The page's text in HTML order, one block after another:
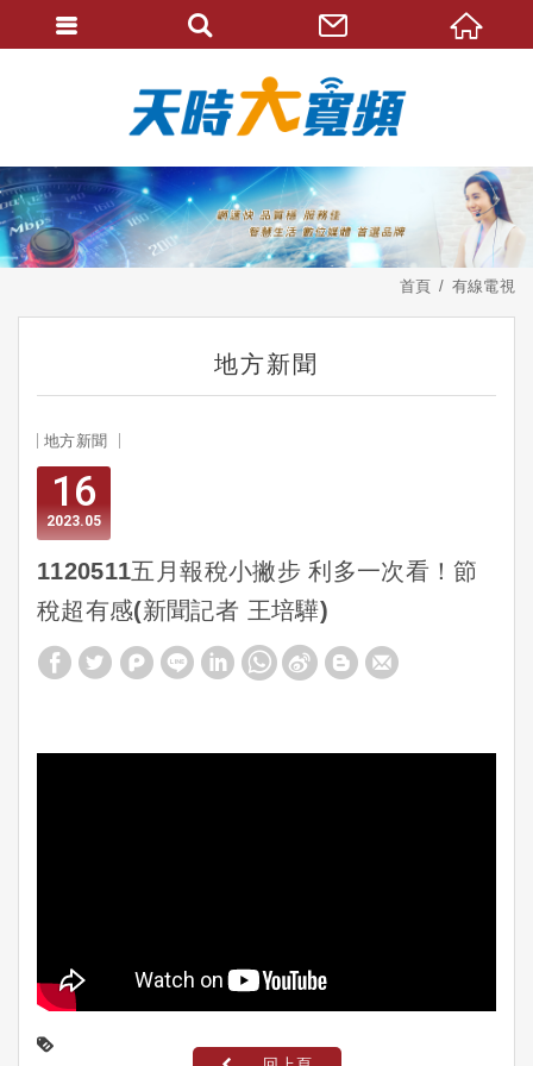
首頁 有線電視
地方新聞
地方新聞
16
05
2023
1120511五月報稅小撇步 利多一次看！節
稅超有感(新聞記者 王培驊)